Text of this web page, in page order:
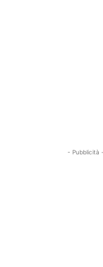
- Pubblicità -